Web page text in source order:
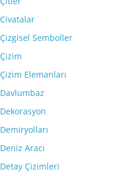
Civatalar
Çizgisel Semboller
Çizim
Çizim Elemanları
Davlumbaz
Dekorasyon
Demiryolları
Deniz Aracı
Detay Çizimleri